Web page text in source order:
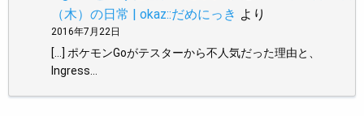
（木）の日常 | okaz::だめにっき より
2016年7月22日
[…] ポケモンGoがテスターから不人気だった理由と、
Ingress…